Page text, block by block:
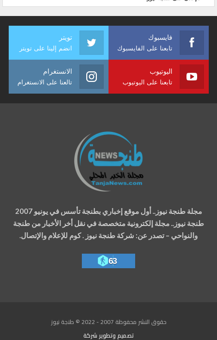
فايسبوك
تابعنا على الفايسبوك
تويتر
انضم إلينا على تويتر
اليوتيوب
تابعنا على اليوتيوب
الانستغرام
تالعنا على الانستغرام
مجلة طنجة نيوز.. أول موقع إخباري بطنجة تأسس في يونيو 2007
طنجة نيوز.. مجلة إلكترونية متخصصة في نقل أخر الأخبار من طنجة
والنواحي – تصدر عن: شركة طنجة نيوز . كوم للإعلام والإتصال.
63
حقوق النشر محفوظة 2007 - 2022 © طنجة نيوز
تصميم وتطوير شركة